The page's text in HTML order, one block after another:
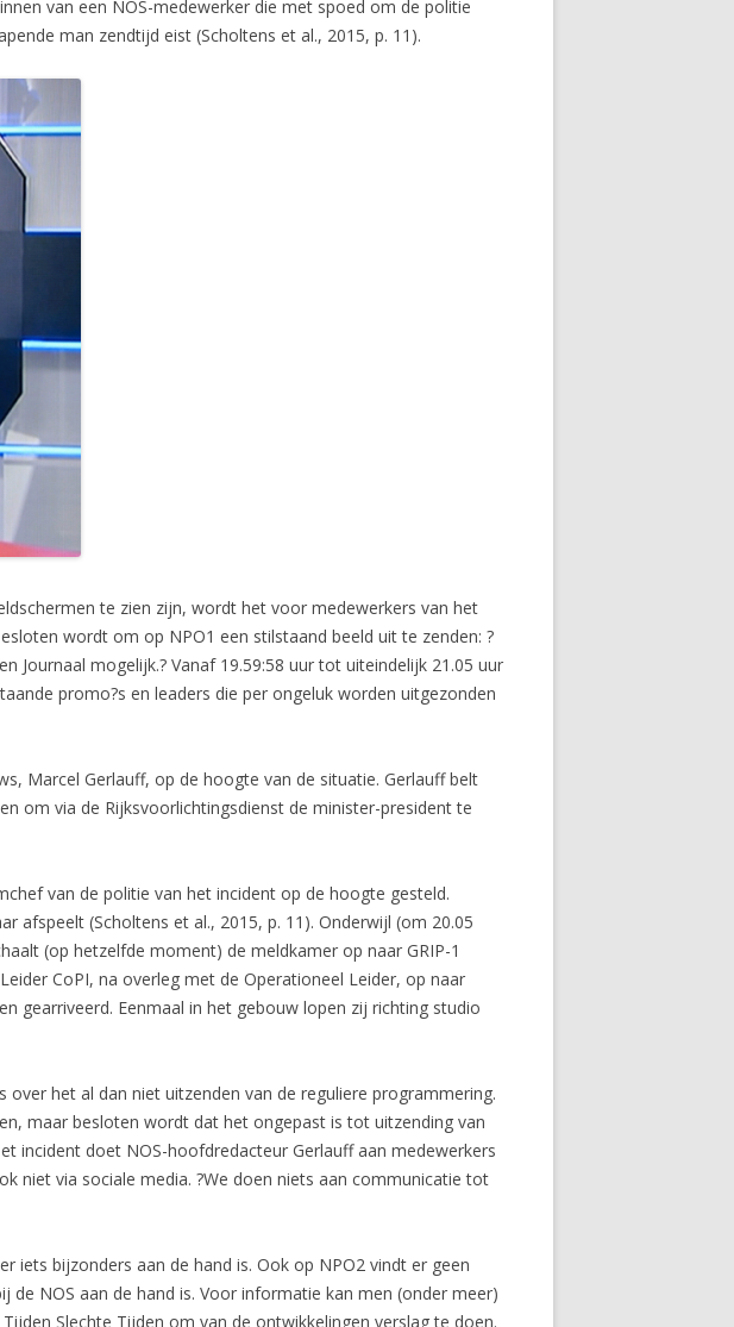
van een NOS-medewerker die met spoed om de politie
man zendtijd eist (Scholtens et al., 2015, p. 11).
te zien zijn, wordt het voor medewerkers van het
wordt om op NPO1 een stilstaand beeld uit te zenden: ?
Journaal mogelijk.? Vanaf 19.59:58 uur tot uiteindelijk 21.05 uur
promo?s en leaders die per ongeluk worden uitgezonden
Marcel Gerlauff, op de hoogte van de situatie. Gerlauff belt
om via de Rijksvoorlichtingsdienst de minister-president te
van de politie van het incident op de hoogte gesteld.
afspeelt (Scholtens et al., 2015, p. 11). Onderwijl (om 20.05
(op hetzelfde moment) de meldkamer op naar GRIP-1
CoPI, na overleg met de Operationeel Leider, op naar
gearriveerd. Eenmaal in het gebouw lopen zij richting studio
het al dan niet uitzenden van de reguliere programmering.
maar besloten wordt dat het ongepast is tot uitzending van
incident doet NOS-hoofdredacteur Gerlauff aan medewerkers
niet via sociale media. ?We doen niets aan communicatie tot
iets bijzonders aan de hand is. Ook op NPO2 vindt er geen
NOS aan de hand is. Voor informatie kan men (onder meer)
Slechte Tijden om van de ontwikkelingen verslag te doen.